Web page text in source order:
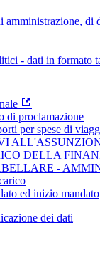
di
- dati in formato
di proclamazione
per spese di
DELLA
-
ed inizio mandato
dei dati